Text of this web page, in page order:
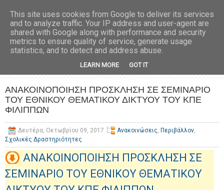
ΑΝΑΚΟΙΝΟΠΟΙΗΣΗ ΠΡΟΣΚΛΗΣΗ ΣΕ ΣΕΜΙΝΑΡΙΟ
ΤΟΥ ΕΘΝΙΚΟΥ ΘΕΜΑΤΙΚΟΥ ΔΙΚΤΥΟΥ ΤΟΥ ΚΠΕ
ΦΙΛΙΠΠΩΝ
Δευτέρα, Οκτωβρίου 09, 2017 Ανακοινώσεις, Περιβάλλον,
Σχολικές Δραστηριότητες
ΑΝΑΚΟΙΝΟΠΟΙΗΣΗ ΠΡΟΣΚΛΗΣΗ ΣΕ
ΣΕΜΙΝΑΡΙΟ ΤΟΥ ΕΘΝΙΚΟΥ ΘΕΜΑΤΙΚΟΥ
This site uses cookies from Google to deliver its services
and to analyze traffic. Your IP address and user-agent are
shared with Google along with performance and security
metrics to ensure quality of service, generate usage
statistics, and to detect and address abuse.
LEARN MORE GOT IT